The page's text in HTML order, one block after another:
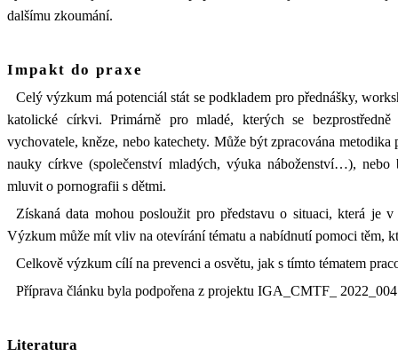
dalšímu zkoumání.
Impakt do praxe
Celý výzkum má potenciál stát se podkladem pro přednášky,
katolické církvi. Primárně pro mladé, kterých se
vychovatele, kněze, nebo katechety. Může být zpracována
nauky církve (společenství mladých, výuka náboženství…),
mluvit o pornografii s dětmi.
Získaná data mohou posloužit pro představu o situaci, která je
Výzkum může mít vliv na otevírání tématu a nabídnutí pomoci těm,
Celkově výzkum cílí na prevenci a osvětu, jak s tímto tématem
Příprava článku byla podpořena z projektu IGA_CMTF_
Literatura